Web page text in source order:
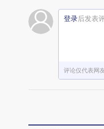
登录后发表
评论仅代表网